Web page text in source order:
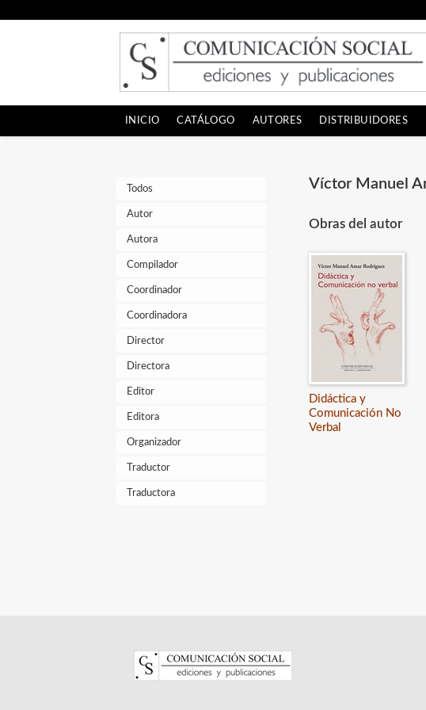
INICIO CATÁLOGO AUTORES DISTRIBUIDORES
Todos
Autor
Autora
Compilador
Coordinador
Coordinadora
Director
Directora
Editor
Editora
Organizador
Traductor
Traductora
Víctor Manuel
Obras del autor
Didáctica y
Comunicación No
Verbal